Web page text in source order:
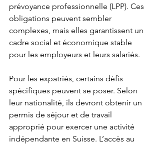
prévoyance professionnelle (LPP). Ces
obligations peuvent sembler
complexes, mais elles garantissent un
cadre social et économique stable
pour les employeurs et leurs salariés.
Pour les expatriés, certains défis
spécifiques peuvent se poser. Selon
leur nationalité, ils devront obtenir un
permis de séjour et de travail
approprié pour exercer une activité
indépendante en Suisse. L’accès au